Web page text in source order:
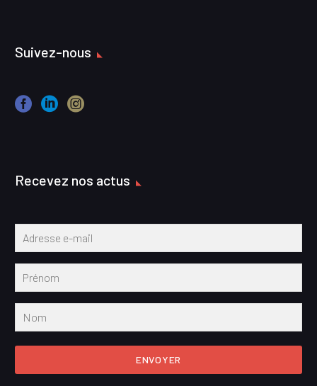
Suivez-nous
Recevez nos actus
ENVOYER